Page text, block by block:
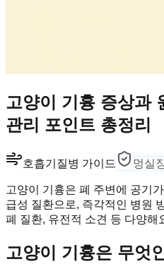
고양이 기흉 증상과
관리 포인트 총정리
호흡기 질병 가이드 멍실
고양이 기흉은 폐 주변에 공기
급성 질환으로, 즉각적인 병원
폐 질환, 유전적 소견 등 다양해
고양이 기흉은 무엇